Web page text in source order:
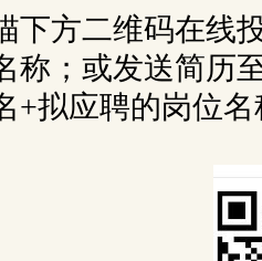
下方二维码在线
称；或发送简历
+拟应聘的岗位